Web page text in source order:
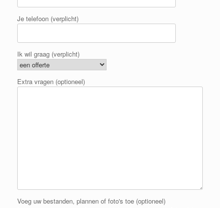
Je telefoon (verplicht)
Ik wil graag (verplicht)
Extra vragen (optioneel)
Voeg uw bestanden, plannen of foto's toe (optioneel)